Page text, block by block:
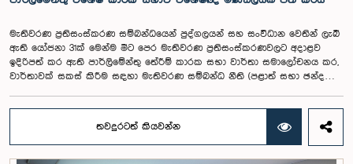
වැටුප් හා සේවක සංඛ්‍යා කොමිෂන් සභාවක් ස්ථාපිත කරන ලෙස කාරක
මැතිවරණ ප්‍රතිසංස්කරණ සම්බන්ධයෙන් පුද්ගලයන් සහ සංවිධාන වෙතින් ලැබී
ඇති යෝජනා 31ක් මෙන්ම මීට පෙර මැතිවරණ ප්‍රතිසංස්කරණවලට අදාළව
ඉදිරිපත් කර ඇති පාර්ලිමේන්තු තේරීම් කාරක සභා වාර්තා සමාලෝචනය කර,
වාර්තාවක් සකස් කිරීම සඳහා මැතිවරණ සම්බන්ධ නීති (පළාත් සභා ඡන්ද
කාරක සභාව රාජ්‍ය පරිපාලන, පළාත් සභා සහ පළාත් පාලන ගරු අමාත්‍ය
මහාචාර්ය ඒ.එච්.එම්.එච්. අබයරත්න මහතාගේ සභාපතිත්වයෙන්
පාර්ලිමේන්තුවේදී පසුගියදා රැස් වූ අවස්ථාවේදීය.එහිදී 2004, 2007 සහ 2022
තවදුරටත් කියවන්න